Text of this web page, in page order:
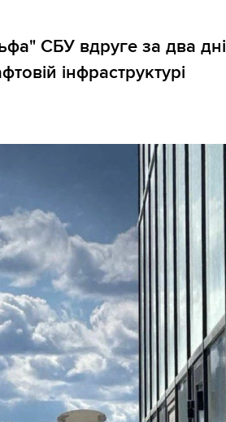
СБУ вдруге за два дні
інфраструктурі